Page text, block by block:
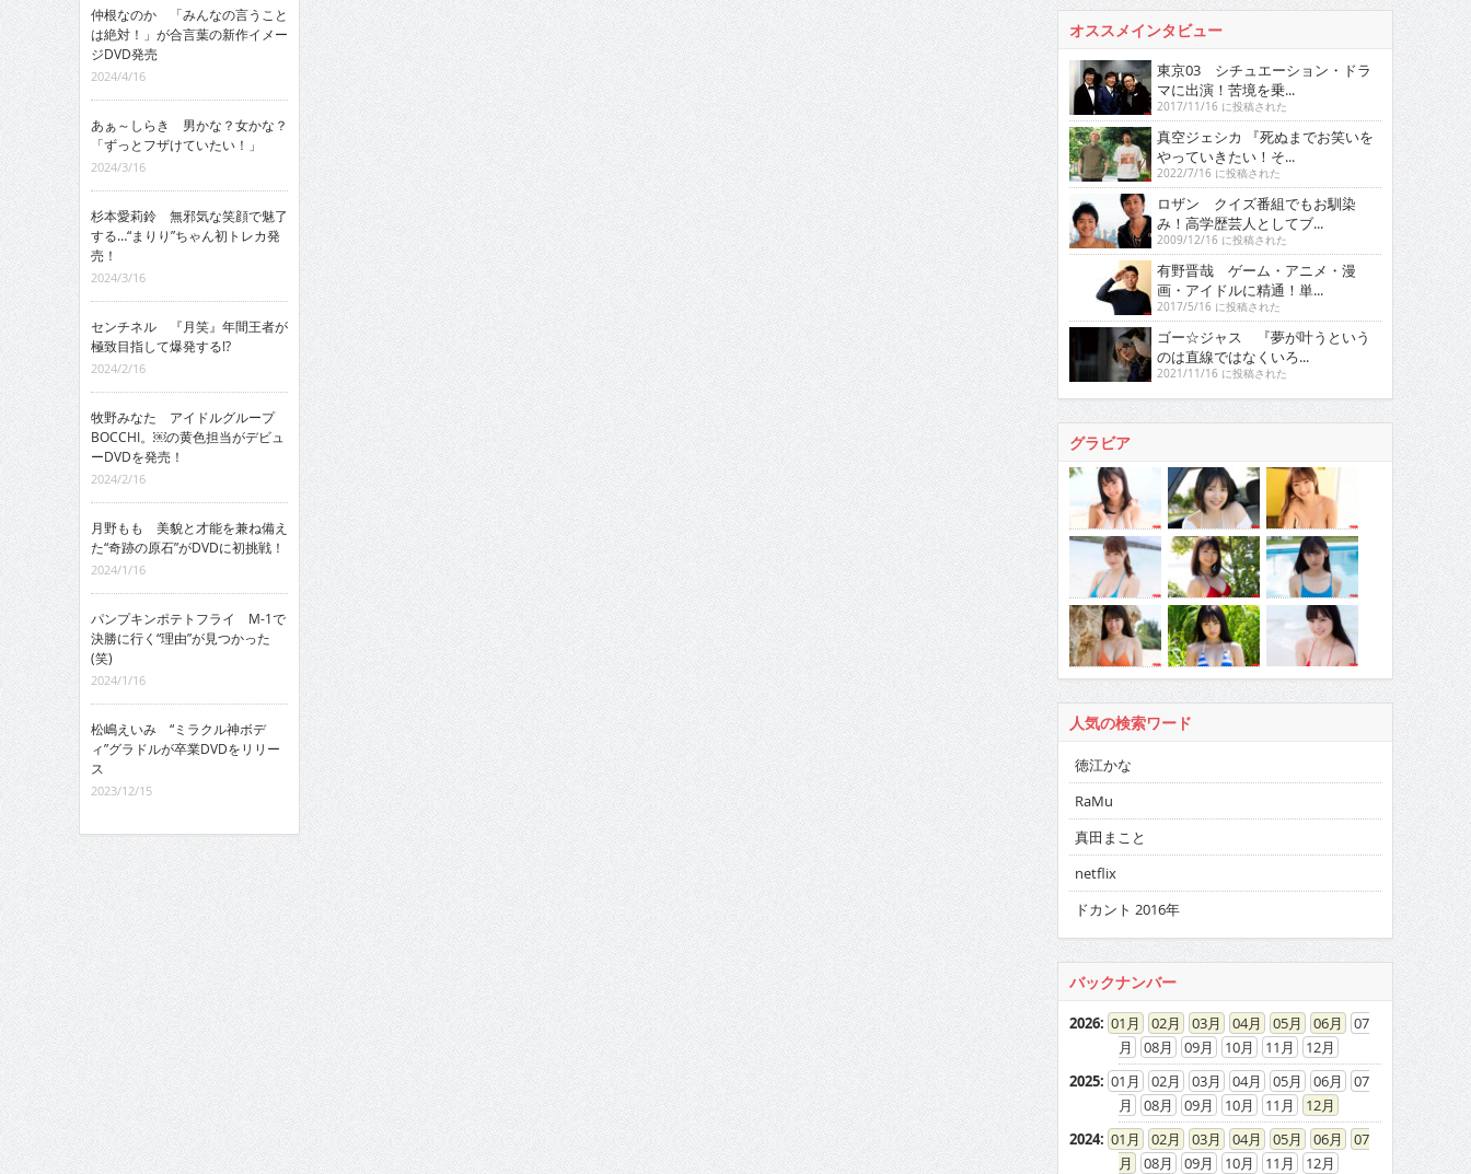
仲根なのか 「みんなの言うこと
は絶対！」が合言葉の新作イメー
ジDVD発売
2024/4/16
あぁ～しらき 男かな？女かな？
「ずっとフザけていたい！」
2024/3/16
杉本愛莉鈴 無邪気な笑顔で魅了
する…“まりり”ちゃん初トレカ発
売！
2024/3/16
センチネル 『月笑』年間王者が
極致目指して爆発する!?
2024/2/16
牧野みなた アイドルグループ
BOCCHI。￼の黄色担当がデビュ
ーDVDを発売！
2024/2/16
月野もも 美貌と才能を兼ね備え
た“奇跡の原石”がDVDに初挑戦！
2024/1/16
パンプキンポテトフライ M-1で
決勝に行く“理由”が見つかった
(笑)
2024/1/16
松嶋えいみ “ミラクル神ボデ
ィ”グラドルが卒業DVDをリリー
ス
2023/12/15
オススメインタビュー
東京03 シチュエーション・ドラ
マに出演！苦境を乗...
2017/11/16 に投稿された
真空ジェシカ 『死ぬまでお笑いを
やっていきたい！そ...
2022/7/16 に投稿された
ロザン クイズ番組でもお馴染
み！高学歴芸人としてブ...
2009/12/16 に投稿された
有野晋哉 ゲーム・アニメ・漫
画・アイドルに精通！単...
2017/5/16 に投稿された
ゴー☆ジャス 『夢が叶うという
のは直線ではなくいろ...
2021/11/16 に投稿された
グラビア
人気の検索ワード
徳江かな
RaMu
真田まこと
netflix
ドカント 2016年
バックナンバー
2026: 01 02 03 04 05 06
07
08
09 10 11
12
2025: 01 02 03 04 05 06
07
08
09 10 11
12
2024: 01 02 03 04 05 06
07
08
09 10 11
12